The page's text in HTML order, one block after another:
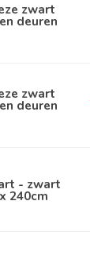
zwart
deuren
zwart
deuren
- zwart
240cm